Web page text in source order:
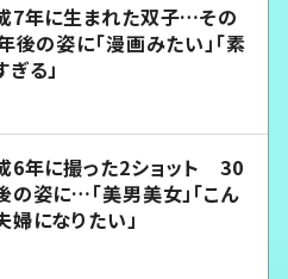
7年に生まれた双子…その
後の姿に「漫画みたい」「素
ぎる」
6年に撮った2ショット 30
の姿に…「美男美女」「こん
婦になりたい」